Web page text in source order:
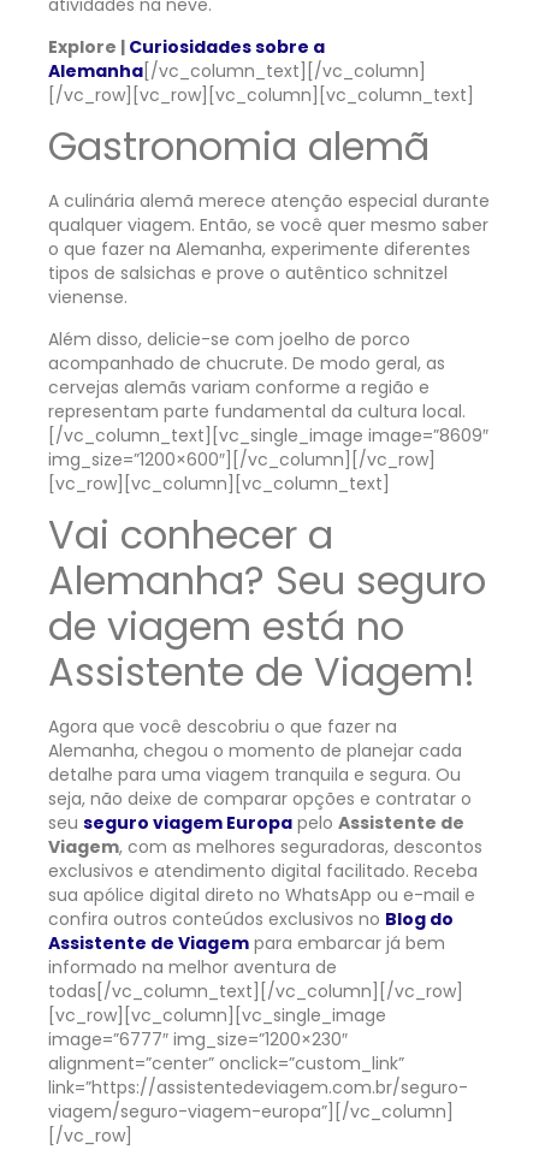
atividades na neve.
Explore | Curiosidades sobre a
Alemanha[/vc_column_text][/vc_column]
[/vc_row][vc_row][vc_column][vc_column_text]
Gastronomia alemã
A culinária alemã merece atenção especial durante
qualquer viagem. Então, se você quer mesmo saber
o que fazer na Alemanha, experimente diferentes
tipos de salsichas e prove o autêntico schnitzel
vienense.
Além disso, delicie-se com joelho de porco
acompanhado de chucrute. De modo geral, as
cervejas alemãs variam conforme a região e
representam parte fundamental da cultura local.
[/vc_column_text][vc_single_image image=”8609″
img_size=”1200×600″][/vc_column][/vc_row]
[vc_row][vc_column][vc_column_text]
Vai conhecer a
Alemanha? Seu seguro
de viagem está no
Assistente de Viagem!
Agora que você descobriu o que fazer na
Alemanha, chegou o momento de planejar cada
detalhe para uma viagem tranquila e segura. Ou
seja, não deixe de comparar opções e contratar o
seu seguro viagem Europa pelo Assistente de
Viagem, com as melhores seguradoras, descontos
exclusivos e atendimento digital facilitado. Receba
sua apólice digital direto no WhatsApp ou e-mail e
confira outros conteúdos exclusivos no Blog do
Assistente de Viagem para embarcar já bem
informado na melhor aventura de
todas [/vc_column_text][/vc_column][/vc_row]
[vc_row][vc_column][vc_single_image
image=”6777″ img_size=”1200×230″
alignment=”center” onclick=”custom_link”
link=”https://assistentedeviagem.com.br/seguro-
viagem/seguro-viagem-europa”][/vc_column]
[/vc_row]